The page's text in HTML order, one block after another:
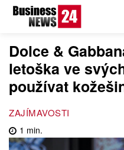
Dolce &
letoška ve
používat
ZAJÍMAVOSTI
1 min.